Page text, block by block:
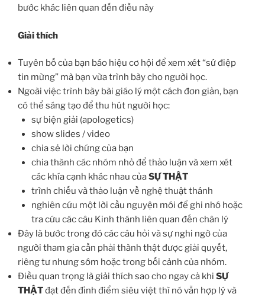
bước khác liên quan đến điều này
Giải thích
Tuyên bố của bạn báo hiệu cơ hội để xem xét “sứ điệp
tin mừng” mà bạn vừa trình bày cho người học.
Ngoài việc trình bày bài giáo lý một cách đơn giản, bạn
có thể sáng tạo để thu hút người học:
sự biện giải (apologetics)
show slides / video
chia sẻ lời chứng của bạn
chia thành các nhóm nhỏ để thảo luận và xem xét
các khía cạnh khác nhau củaSỰ THẬT
trình chiếu và thảo luận về nghệ thuật thánh
nghiên cứu một lời cầu nguyện mới để ghi nhớ hoặc
tra cứu các câu Kinh thánh liên quan đến chân lý
Đây là bước trong đó các câu hỏi và sự nghi ngờ của
người tham gia cần phải thành thật được giải quyết,
riêng tư nhưng sớm hoặc trong bối cảnh của nhóm.
Điều quan trọng là giải thích sao cho ngay cả khi SỰ
THẬTđạt đến đỉnh điểm siêu việt thì nó vẫn hợp lý và